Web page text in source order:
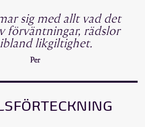
sig med allt vad det
förväntningar, rädslor
likgiltighet.
Per